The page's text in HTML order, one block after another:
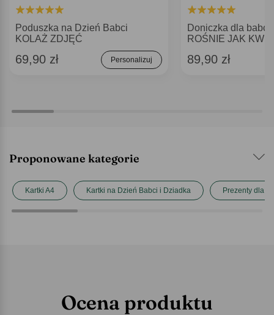
Poduszka na Dzień Babci
KOLAŻ ZDJĘĆ
69,90 zł Personalizuj
Doniczka dla babci
ROŚNIE JAK
89,90 zł
Proponowane kategorie
Kartki A4 Kartki na Dzień Babci i Dziadka Prezenty dla
Ocena produktu